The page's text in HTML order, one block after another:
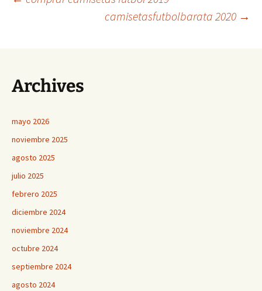
Navegación
entradas
camisetasfutbolbarata 2020 →
Archives
mayo 2026
noviembre 2025
agosto 2025
julio 2025
febrero 2025
diciembre 2024
noviembre 2024
octubre 2024
septiembre 2024
agosto 2024